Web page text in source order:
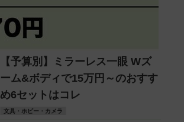
【予算別】ミラーレス一眼 Wズ
ーム&ボディで15万円～のおすす
め6セットはコレ
文具・ホビー・カメラ